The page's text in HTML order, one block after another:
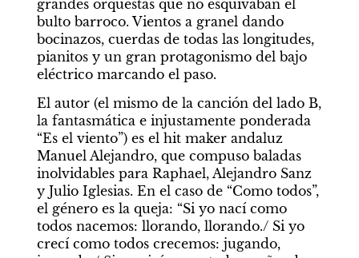
grandes orquestas que no esquivaban el
bulto barroco. Vientos a granel dando
bocinazos, cuerdas de todas las longitudes,
pianitos y un gran protagonismo del bajo
eléctrico marcando el paso.
El autor (el mismo de la canción del lado B,
la fantasmática e injustamente ponderada
“Es el viento”) es el hit maker andaluz
Manuel Alejandro, que compuso baladas
inolvidables para Raphael, Alejandro Sanz
y Julio Iglesias. En el caso de “Como todos”,
el género es la queja: “Si yo nací como
todos nacemos: llorando, llorando./ Si yo
crecí como todos crecemos: jugando,